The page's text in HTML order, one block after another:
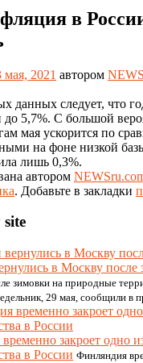
в
мая, 2021 автором
данных следует, что
до 5,7%. С большой
мая ускорится по
на фоне низкой
лишь 0,3%.
автором
. Добавьте в закладки
в Москву после
зимовки на природные
29 мая, сообщили
закроет одно
в России Финляндия